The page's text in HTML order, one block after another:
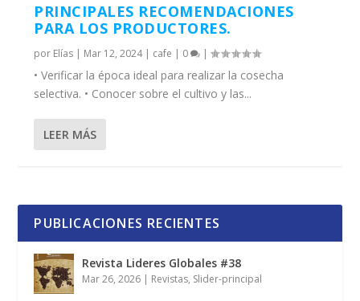
PRINCIPALES RECOMENDACIONES
PARA LOS PRODUCTORES.
por Elías | Mar 12, 2024| cafe | 0 |
• Verificar la época ideal para realizar la cosecha
selectiva. • Conocer sobre el cultivo y las...
LEER MÁS
PUBLICACIONES RECIENTES
Revista Lideres Globales #38
Mar 26, 2026 | Revistas, Slider-principal